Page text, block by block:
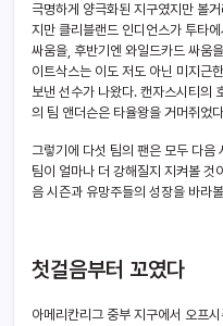
극명하게 양극화된 지구였지만 볼
지만 클리블랜드 인디언스가 투타
싸움을, 후반기엔 와일드카드 싸움
이트삭스는 이도 저도 아닌 미지근
보낸 선수가 나왔다. 캔자스시티의
의 팀 앤더슨은 타율왕을 거머쥐었
그렇기에 다섯 팀의 팬은 모두 다음
팀이 얼마나 더 강해질지 지켜볼 것
음 시즌과 유망주들의 성장을 바라
첫걸음부터 꼬였다
아메리칸리그 중부 지구에서 오프